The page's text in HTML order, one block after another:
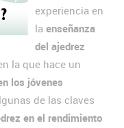
experiencia en
la enseñanza
del ajedrez
la que hace un
los jóvenes
de las claves
en el rendimiento